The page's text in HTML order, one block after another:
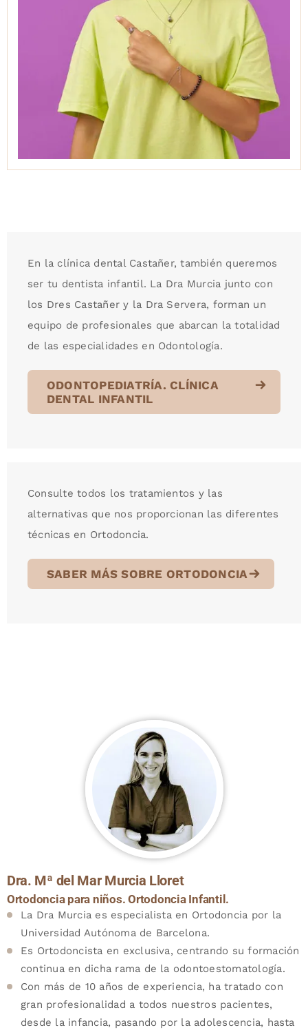
En la clínica dental Castañer, también queremos
ser tu dentista infantil. La Dra Murcia junto con
los Dres Castañer y la Dra Servera, forman un
equipo de profesionales que abarcan la totalidad
de las especialidades en Odontología.
ODONTOPEDIATRÍA. CLÍNICA
DENTAL INFANTIL
Consulte todos los tratamientos y las
alternativas que nos proporcionan las diferentes
técnicas en Ortodoncia.
SABER MÁS SOBRE ORTODONCIA
Dra. Mª del Mar Murcia Lloret
Ortodoncia para niños. Ortodoncia Infantil.
La Dra Murcia es especialista en Ortodoncia por la
Universidad Autónoma de Barcelona.
Es Ortodoncista en exclusiva, centrando su formación
continua en dicha rama de la odontoestomatología.
Con más de 10 años de experiencia, ha tratado con
gran profesionalidad a todos nuestros pacientes,
desde la infancia, pasando por la adolescencia, hasta